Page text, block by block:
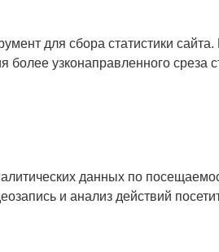
для сбора статистики
узконаправленного среза
данных по
и анализ действий